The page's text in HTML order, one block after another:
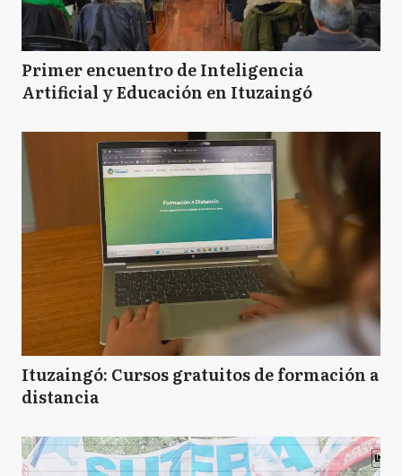
LF Las Flores
LN Leandro N Alem
L Lezama
L Lincoln
L Lobería
L Lobos
Primer encuentro de Inteligencia
Artificial y Educación en Ituzaingó
Ituzaingó: Cursos gratuitos de formación a
distancia